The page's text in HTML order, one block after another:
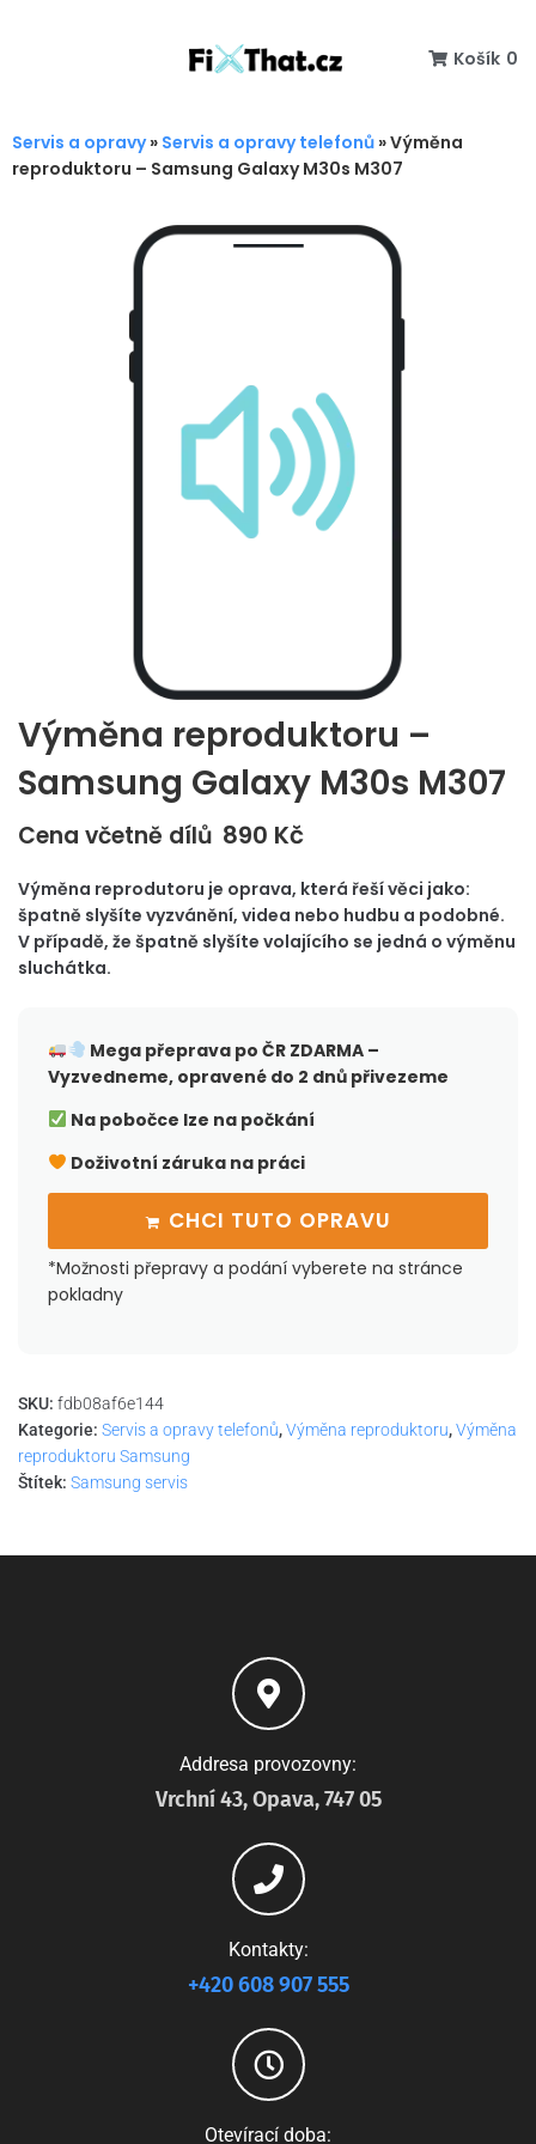
Košík 0
Servis a opravy» Servis a opravy telefonů »Výměna
reproduktoru – Samsung Galaxy M30s M307
Výměna reproduktoru –
Samsung Galaxy M30s M307
Cena včetně dílů 890 Kč
Výměna reprodutoru je oprava, která řeší věci jako:
špatně slyšíte vyzvánění, videa nebo hudbu a podobné.
V případě, že špatně slyšíte volajícího se jedná o výměnu
sluchátka.
Mega přeprava po ČRZDARMA –
Vyzvedneme, opravené do 2 dnů přivezeme
Na pobočce lze na počkání
Doživotní záruka na práci
CHCI TUTO OPRAVU
*Možnosti přepravy a podání vyberete na stránce
pokladny
SKU: fdb08af6e144
Kategorie: Servis a opravy telefonů,Výměna reproduktoru,Výměna
reproduktoru Samsung
Štítek: Samsung servis
Addresa provozovny:
Vrchní 43, Opava, 747 05
Kontakty:
+420 608 907 555
Otevírací doba: